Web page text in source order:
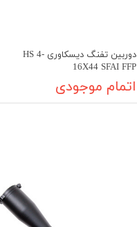
دوربین تفنگ دیسکاوری HS 4-
16X44 SFAI FFP
اتمام موجودی